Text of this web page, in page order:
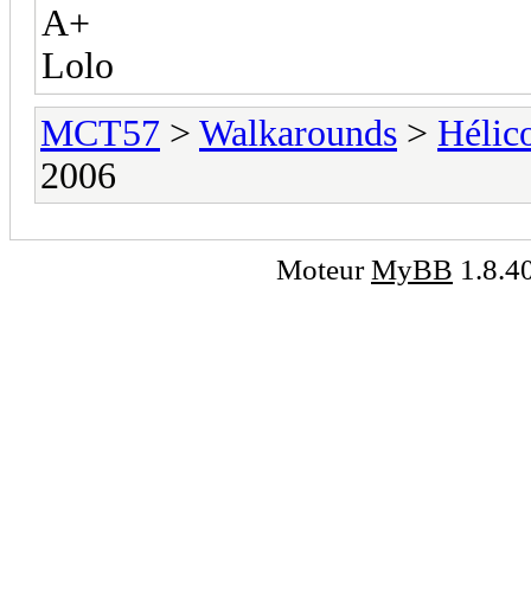
A+
Lolo
MCT57 > Walkarounds >
2006
MoteurMyBB